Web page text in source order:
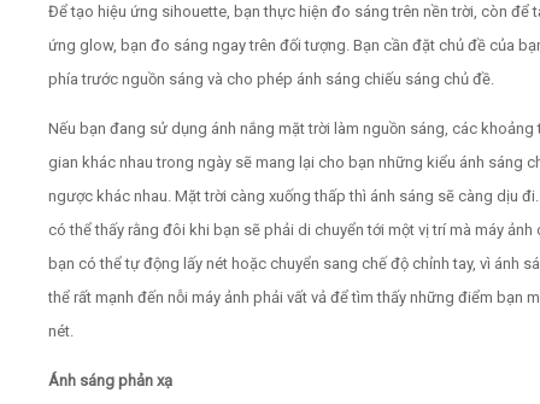
Để tạo hiệu ứng sihouette, bạn thực hiện đo sáng trên nền trời, còn để
ứng glow, bạn đo sáng ngay trên đối tượng. Bạn cần đặt chủ đề của
phía trước nguồn sáng và cho phép ánh sáng chiếu sáng chủ đề.
Nếu bạn đang sử dụng ánh nắng mặt trời làm nguồn sáng, các khoảng
gian khác nhau trong ngày sẽ mang lại cho bạn những kiểu ánh sáng
ngược khác nhau. Mặt trời càng xuống thấp thì ánh sáng sẽ càng dịu
có thể thấy rằng đôi khi bạn sẽ phải di chuyển tới một vị trí mà máy ảnh
bạn có thể tự động lấy nét hoặc chuyển sang chế độ chỉnh tay, vì ánh
thể rất mạnh đến nỗi máy ảnh phải vất vả để tìm thấy những điểm bạn
nét.
Ánh sáng phản xạ